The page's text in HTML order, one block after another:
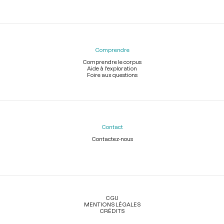
Comprendre
Comprendre le corpus
Aide à l'exploration
Foire aux questions
Contact
Contactez-nous
Légal
CGU
MENTIONS LÉGALES
CRÉDITS